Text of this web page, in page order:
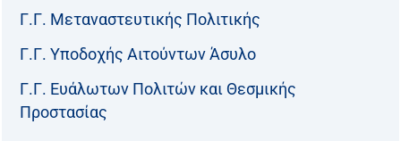
Γ.Γ. Μεταναστευτικής Πολιτικής
Γ.Γ. Υποδοχής Αιτούντων Άσυλο
Γ.Γ. Ευάλωτων Πολιτών και Θεσμικής
Προστασίας